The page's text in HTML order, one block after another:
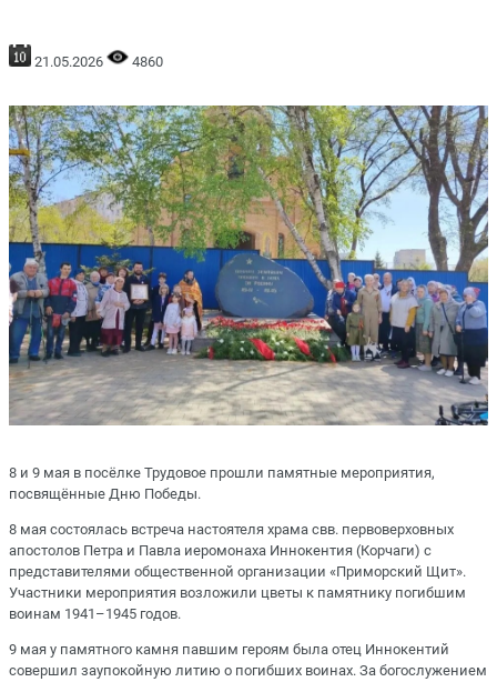
21.05.2026 4860
8 и 9 мая в посёлке Трудовое прошли памятные мероприятия,
посвящённые Дню Победы.
8 мая состоялась встреча настоятеля храма свв. первоверховных
апостолов Петра и Павла иеромонаха Иннокентия (Корчаги) с
представителями общественной организации «Приморский Щит».
Участники мероприятия возложили цветы к памятнику погибшим
воинам 1941–1945 годов.
9 мая у памятного камня павшим героям была отец Иннокентий
совершил заупокойную литию о погибших воинах. За богослужением